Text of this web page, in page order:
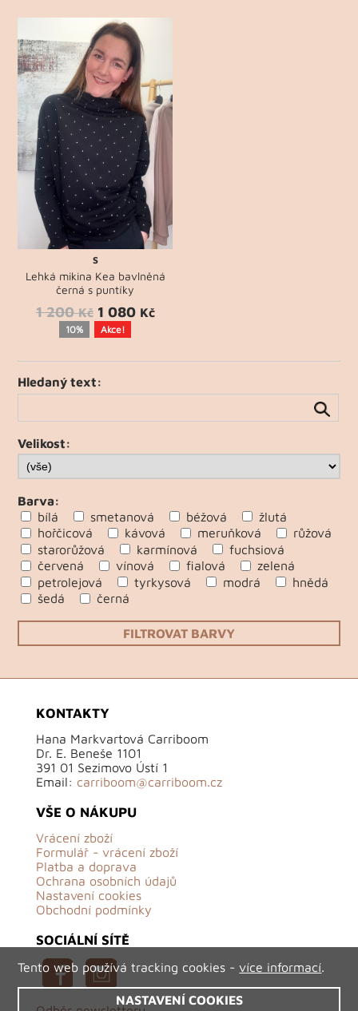
S
Lehká mikina Kea bavlněná
černá s puntíky
1 200 Kč 1 080 Kč
10% Akce!
Hledaný text:
Velikost:
Barva:
bílá
smetanová béžová
žlutá
hořčicová
kávová meruňková
růžová
starorůžová
karmínová
fuchsiová
červená
vínová fialová
zelená
petrolejová
tyrkysová modrá
hnědá
šedá
černá
FILTROVAT BARVY
KONTAKTY
Hana Markvartová Carriboom
Dr. E. Beneše 1101
391 01 Sezimovo Ústí 1
Email: carriboom@carriboom.cz
VŠE O NÁKUPU
Vrácení zboží
Formulář - vrácení zboží
Platba a doprava
Ochrana osobních údajů
Nastavení cookies
Obchodní podmínky
SOCIÁLNÍ SÍTĚ
Tento web používá tracking cookies -více informací.
NASTAVENÍ COOKIES